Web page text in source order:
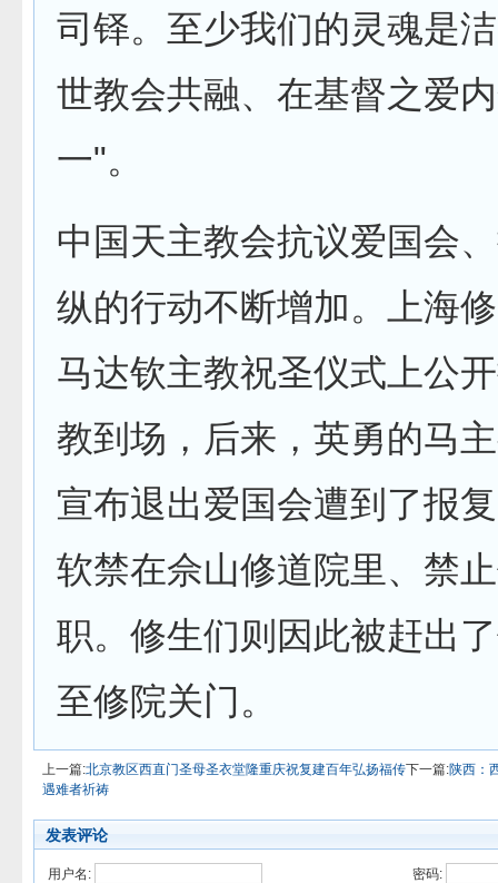
司铎。至少我们的灵魂是
世教会共融、在基督之爱
一"。
中国天主教会抗议爱国会
纵的行动不断增加。上海
马达钦主教祝圣仪式上公
教到场，后来，英勇的马
宣布退出爱国会遭到了报
软禁在佘山修道院里、禁
职。修生们则因此被赶出
至修院关门。
上一篇:北京教区西直门圣母圣衣堂隆重庆祝复建百年弘扬福传下一篇:陕西：
遇难者祈祷
发表评论
用户名:
密码: